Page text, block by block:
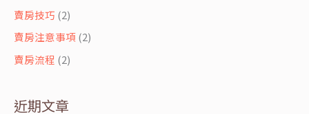
賣房技巧 (2)
賣房注意事項(2)
賣房流程 (2)
近期文章